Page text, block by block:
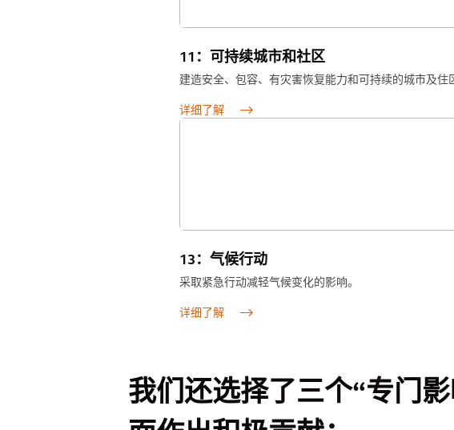
11：可持续城市和社区
建造安全、包容、有灾害恢复能力和可持续的城市及住
详细了解
13：气候行动
采取紧急行动减轻气候变化的影响。
详细了解
我们还选择了三个“专门